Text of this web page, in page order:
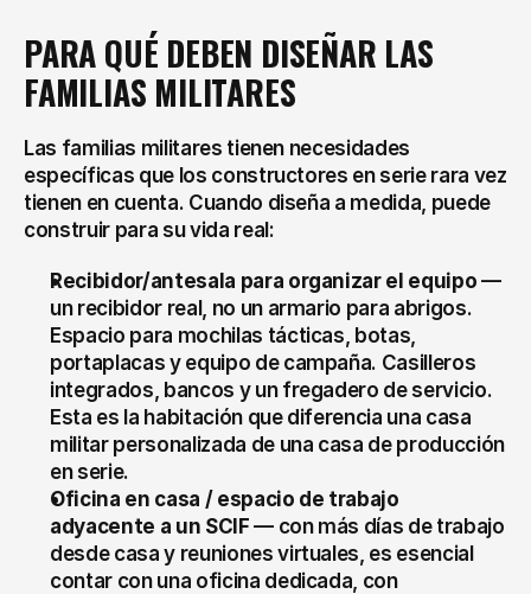
PARA QUÉ DEBEN DISEÑAR LAS
FAMILIAS MILITARES
Las familias militares tienen necesidades
específicas que los constructores en serie rara vez
tienen en cuenta. Cuando diseña a medida, puede
construir para su vida real:
Recibidor/antesala para organizar el equipo —
un recibidor real, no un armario para abrigos.
Espacio para mochilas tácticas, botas,
portaplacas y equipo de campaña. Casilleros
integrados, bancos y un fregadero de servicio.
Esta es la habitación que diferencia una casa
militar personalizada de una casa de producción
en serie.
Oficina en casa / espacio de trabajo
adyacente a un SCIF — con más días de trabajo
desde casa y reuniones virtuales, es esencial
contar con una oficina dedicada, con